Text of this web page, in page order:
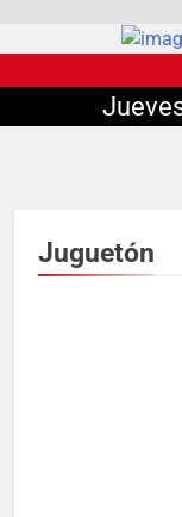
Juguetón